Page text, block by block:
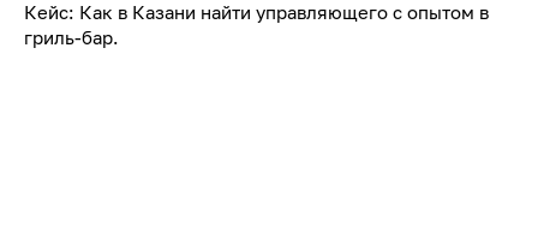
Кейс: Как в Казани найти управляющего с опытом в
гриль-бар.